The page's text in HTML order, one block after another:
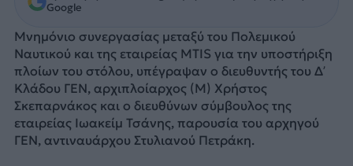
Google
Μνημόνιο συνεργασίας μεταξύ του Πολεμικού
Ναυτικού και της εταιρείας MTIS για την υποστήριξη
πλοίων του στόλου, υπέγραψαν ο διευθυντής του Δ’
Κλάδου ΓΕΝ, αρχιπλοίαρχος (Μ) Χρήστος
Σκεπαρνάκος και ο διευθύνων σύμβουλος της
εταιρείας Ιωακείμ Τσάνης, παρουσία του αρχηγού
ΓΕΝ, αντιναυάρχου Στυλιανού Πετράκη.